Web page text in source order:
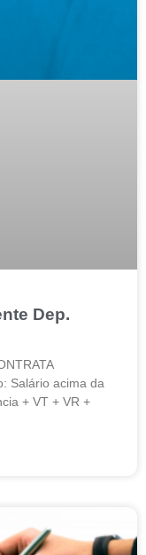
Dep.
Salário acima da
+ VT + VR +